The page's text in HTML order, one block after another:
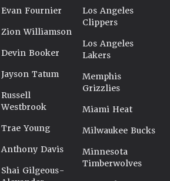
Evan Fournier
Zion Williamson
Devin Booker
Jayson Tatum
Russell
Westbrook
Trae Young
Anthony Davis
Shai Gilgeous-
Los Angeles
Clippers
Los Angeles
Lakers
Memphis
Grizzlies
Miami Heat
Milwaukee Bucks
Minnesota
Timberwolves